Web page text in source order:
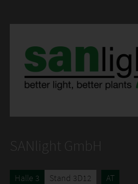
SANlight GmbH
Halle 3 Stand 3D12 AT